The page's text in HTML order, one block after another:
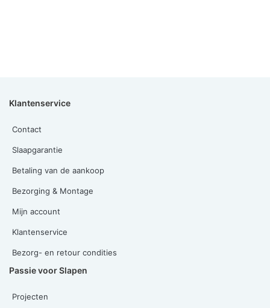
Klantenservice
Contact
Slaapgarantie
Betaling van de aankoop
Bezorging & Montage
Mijn account
Klantenservice
Bezorg- en retour condities
Passie voor Slapen
Projecten